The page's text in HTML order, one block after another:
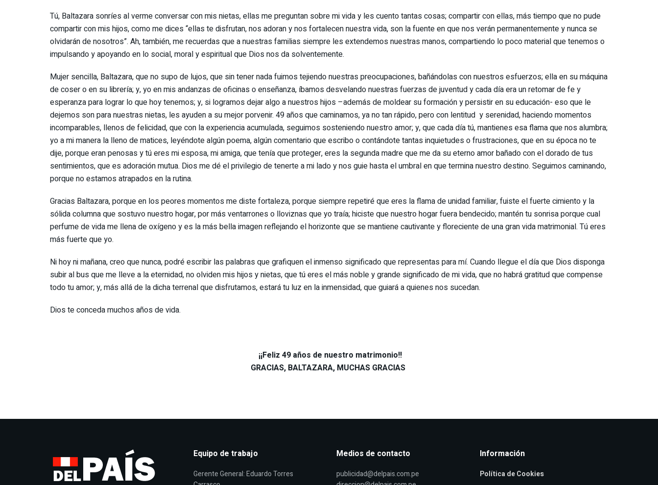
Tú, Baltazara sonríes al verme conversar con mis nietas, ellas me preguntan sobre mi vida y les cuento tantas cosas; compartir con ellas, más tiempo que no pude
compartir con mis hijos, como me dices “ellas te disfrutan, nos adoran y nos fortalecen nuestra vida, son la fuente en que nos verán permanentemente y nunca se
olvidarán de nosotros”. Ah, también, me recuerdas que a nuestras familias siempre les extendemos nuestras manos, compartiendo lo poco material que tenemos o
impulsando y apoyando en lo social, moral y espiritual que Dios nos da solventemente.
Mujer sencilla, Baltazara, que no supo de lujos, que sin tener nada fuimos tejiendo nuestras preocupaciones, bañándolas con nuestros esfuerzos; ella en su máquina
de coser o en su librería; y, yo en mis andanzas de oficinas o enseñanza, íbamos desvelando nuestras fuerzas de juventud y cada día era un retomar de fe y
esperanza para lograr lo que hoy tenemos; y, si logramos dejar algo a nuestros hijos –además de moldear su formación y persistir en su educación- eso que le
dejemos son para nuestras nietas, les ayuden a su mejor porvenir. 49 años que caminamos, ya no tan rápido, pero con lentitud y serenidad, haciendo momentos
incomparables, llenos de felicidad, que con la experiencia acumulada, seguimos sosteniendo nuestro amor; y, que cada día tú, mantienes esa flama que nos alumbra;
yo a mi manera la lleno de matices, leyéndote algún poema, algún comentario que escribo o contándote tantas inquietudes o frustraciones, que en su época no te
dije, porque eran penosas y tú eres mi esposa, mi amiga, que tenía que proteger, eres la segunda madre que me da su eterno amor bañado con el dorado de tus
sentimientos, que es adoración mutua. Dios me dé el privilegio de tenerte a mi lado y nos guie hasta el umbral en que termina nuestro destino. Seguimos caminando,
porque no estamos atrapados en la rutina.
Gracias Baltazara, porque en los peores momentos me diste fortaleza, porque siempre repetiré que eres la flama de unidad familiar, fuiste el fuerte cimiento y la
sólida columna que sostuvo nuestro hogar, por más ventarrones o lloviznas que yo traía; hiciste que nuestro hogar fuera bendecido; mantén tu sonrisa porque cual
perfume de vida me llena de oxígeno y es la más bella imagen reflejando el horizonte que se mantiene cautivante y floreciente de una gran vida matrimonial. Tú eres
más fuerte que yo.
Ni hoy ni mañana, creo que nunca, podré escribir las palabras que grafiquen el inmenso significado que representas para mí. Cuando llegue el día que Dios disponga
subir al bus que me lleve a la eternidad, no olviden mis hijos y nietas, que tú eres el más noble y grande significado de mi vida, que no habrá gratitud que compense
todo tu amor; y, más allá de la dicha terrenal que disfrutamos, estará tu luz en la inmensidad, que guiará a quienes nos sucedan.
Dios te conceda muchos años de vida.
¡¡Feliz 49 años de nuestro matrimonio!!
GRACIAS, BALTAZARA, MUCHAS GRACIAS
Equipo de trabajo
Gerente General: Eduardo Torres
Medios de contacto
publicidad@delpais.com.pe
Información
Política de Cookies